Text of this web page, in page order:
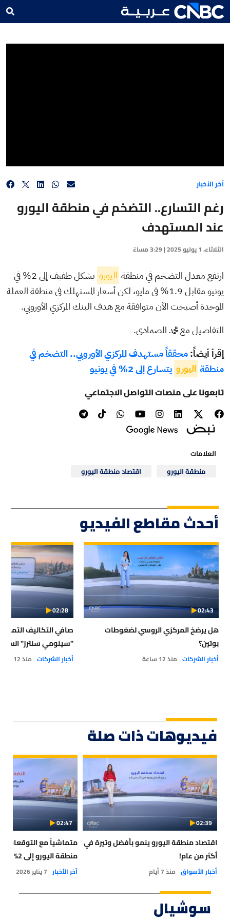
آخر الأخبار
رغم التسارع.. التضخم في منطقة اليورو
عند المستهدف
الثلاثاء، 1 يوليو 2025 | 3:29 مساءً
ارتفع معدل التضخم في منطقة اليورو
بشكل طفيف إلى 2% في
يونيو مقابل 1.9% في مايو، لكن أسعار المستهلك في منطقة العملة
الموحدة أصبحت الآن متوافقة مع هدف البنك المركزي الأوروبي.
التفاصيل مع محمد الصمادي.
إقرأ أيضاً:محققاً مستهدف المركزي الأوروبي.. التضخم في
منطقة اليورو يتسارع إلى 2% في يونيو
تابعونا على منصات التواصل الاجتماعي
العلامات
منطقة اليورو
اقتصاد منطقة اليورو
أحدث مقاطع الفيديو
02:43
هل يرضخ المركزي الروسي لضغوطات
بوتين؟
أخبار الشركات منذ 12 ساعة
02:28
صافي التكاليف
"سينومي سنترز"
أخبار الشركات منذ 12 ساعة
فيديوهات ذات صلة
02:39
اقتصاد منطقة اليورو ينمو بأفضل وتيرة في
أكثر من عام!
أخبار الأسواق منذ 7 أيام
02:47
متماشياً مع التوقعات..
منطقة اليورو إلى 2% في ديسمبر
آخر الأخبار 7 يناير 2026
سوشيال